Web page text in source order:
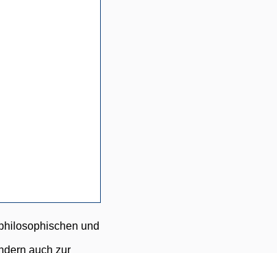
und
auch zur